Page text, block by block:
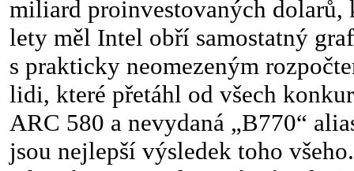
miliard proinvestovaných dolarů,
lety měl Intel obří samostatný
s prakticky neomezeným
lidi, které přetáhl od všech
ARC 580 a nevydaná „B770“
jsou nejlepší výsledek toho